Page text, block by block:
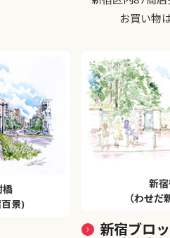
お買い物
百景)
新
（わせだ
新宿ブロ